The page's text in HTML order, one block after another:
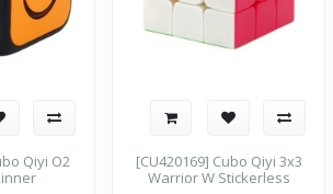
Qiyi O2
[CU420169] Cubo Qiyi 3x3
Warrior W Stickerless